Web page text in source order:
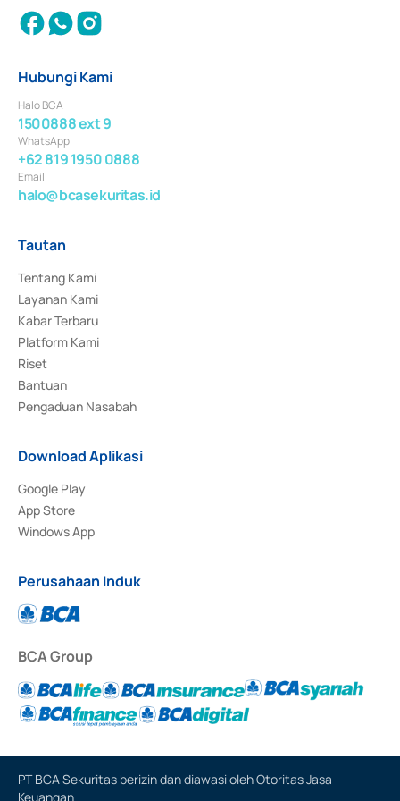
Hubungi Kami
Halo BCA
1500888 ext 9
WhatsApp
+62 819 1950 0888
Email
halo@bcasekuritas.id
Tautan
Tentang Kami
Layanan Kami
Kabar Terbaru
Platform Kami
Riset
Bantuan
Pengaduan Nasabah
Download Aplikasi
Google Play
App Store
Windows App
Perusahaan Induk
BCA Group
PT BCA Sekuritas berizin dan diawasi oleh Otoritas Jasa
Keuangan